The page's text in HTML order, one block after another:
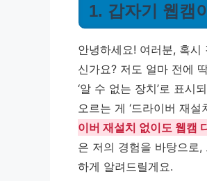
1. 갑자기 웹캠
안녕하세요! 여러분, 혹
신가요? 저도 얼마 전에
‘알 수 없는 장치’로 표시
오르는 게 ‘드라이버 재
이버 재설치 없이도 웹캠
은 저의 경험을 바탕으로
하게 알려드릴게요.